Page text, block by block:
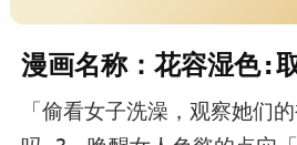
漫画名称：花容湿色:
「偷看女子洗澡，观察她们